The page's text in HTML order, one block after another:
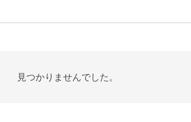
見つかりませんでした。